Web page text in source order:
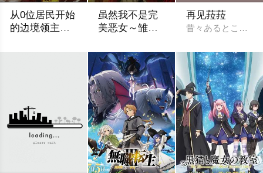
从0位居民开始
的边境领主大
虽然我不是完
美恶女～雏宫
再见菈菈
昔々あるところに